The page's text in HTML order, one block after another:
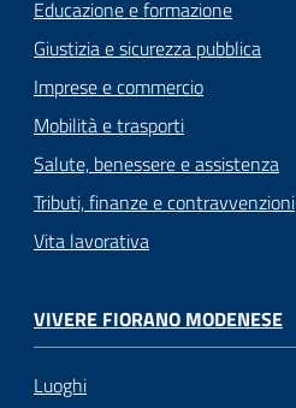
Educazione e formazione
Giustizia e sicurezza pubblica
Imprese e commercio
Mobilità e trasporti
Salute, benessere e assistenza
Tributi, finanze e contravvenzioni
Vita lavorativa
VIVERE FIORANO MODENESE
Luoghi